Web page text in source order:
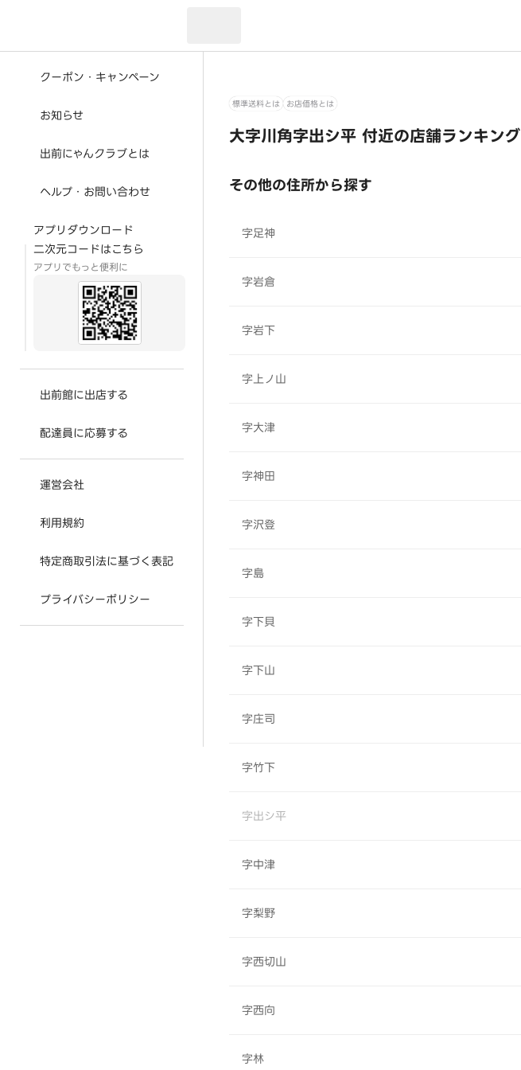
クーポン・キャンペーン
お知らせ
出前にゃんクラブとは
ヘルプ・お問い合わせ
アプリダウンロード
二次元コードはこちら
アプリでもっと便利に
出前館に出店する
配達員に応募する
運営会社
利用規約
特定商取引法に基づく表記
プライバシーポリシー
標準送料とは お店価格とは
大字川角字出シ平 付近の店舗ランキング
その他の住所から探す
字足神
字岩倉
字岩下
字上ノ山
字大津
字神田
字沢登
字島
字下貝
字下山
字庄司
字竹下
字出シ平
字中津
字梨野
字西切山
字西向
字林